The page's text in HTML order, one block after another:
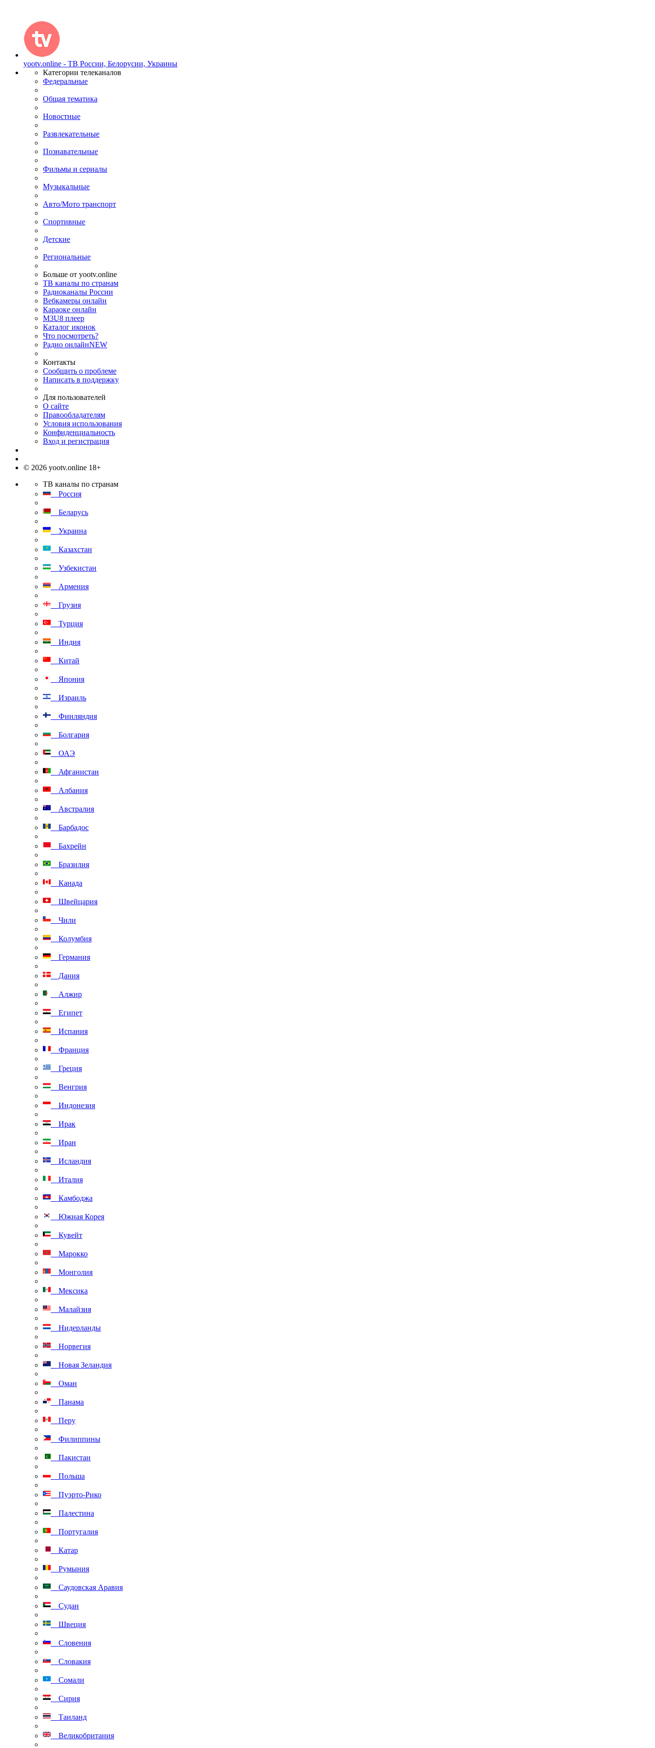
yootv.online - ТВ России, Белорусии, Украины
Категории телеканалов
Федеральные
Общая тематика
Новостные
Развлекательные
Познавательные
Фильмы и сериалы
Музыкальные
Авто/Мото транспорт
Спортивные
Детские
Региональные
Больше от yootv.online
ТВ каналы по странам
Радиоканалы России
Вебкамеры онлайн
Караоке онлайн
M3U8 плеер
Каталог иконок
Что посмотреть?
Радио онлайнNEW
Контакты
Сообщить о проблеме
Написать в поддержку
Для пользователей
О сайте
Правообладателям
Условия использования
Конфиденциальность
Вход и регистрация
© 2026 yootv.online 18+
ТВ каналы по странам
Россия
Беларусь
Украина
Казахстан
Узбекистан
Армения
Грузия
Турция
Индия
Китай
Япония
Израиль
Финляндия
Болгария
ОАЭ
Афганистан
Албания
Австралия
Барбадос
Бахрейн
Бразилия
Канада
Швейцария
Чили
Колумбия
Германия
Дания
Алжир
Египет
Испания
Франция
Греция
Венгрия
Индонезия
Ирак
Иран
Исландия
Италия
Камбоджа
Южная Корея
Кувейт
Марокко
Монголия
Мексика
Малайзия
Нидерланды
Норвегия
Новая Зеландия
Оман
Панама
Перу
Филиппины
Пакистан
Польша
Пуэрто-Рико
Палестина
Португалия
Катар
Румыния
Саудовская Аравия
Судан
Швеция
Словения
Словакия
Сомали
Сирия
Таиланд
Великобритания